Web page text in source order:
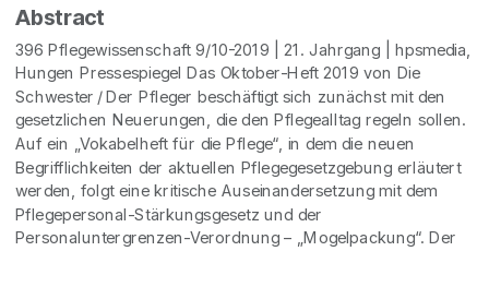
Abstract
396 Pflegewissenschaft 9/10-2019 | 21. Jahrgang | hpsmedia,
Hungen Pressespiegel Das Oktober-Heft 2019 von Die
Schwester / Der Pfleger beschäftigt sich zunächst mit den
gesetzlichen Neuerungen, die den Pflegealltag regeln sollen.
Auf ein „Vokabelheft für die Pflege“, in dem die neuen
Begrifflichkeiten der aktuellen Pflegegesetzgebung erläutert
werden, folgt eine kritische Auseinandersetzung mit dem
Pflegepersonal-Stärkungsgesetz und der
Personaluntergrenzen-Verordnung – „Mogelpackung“. Der